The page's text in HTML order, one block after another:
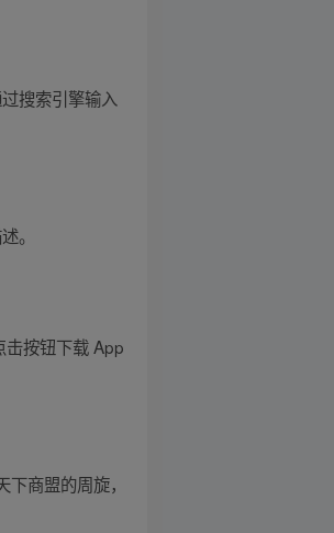
搜索引擎输入
。
击按钮下载 App
商盟的周旋，